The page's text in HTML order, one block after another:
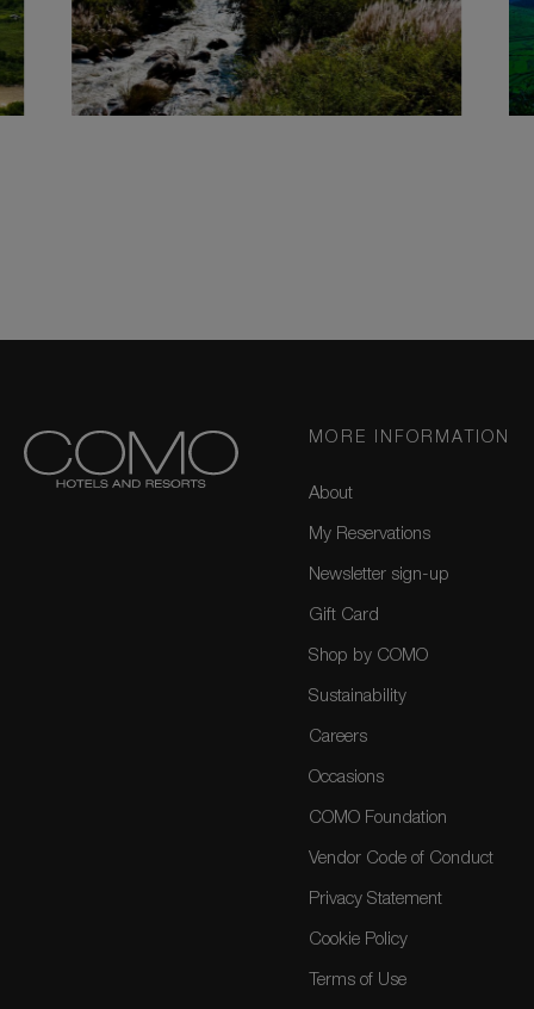
MORE INFORMATION
About
My Reservations
Newsletter sign-up
Gift Card
Shop by COMO
Sustainability
Careers
Occasions
COMO Foundation
Vendor Code of Conduct
Privacy Statement
Cookie Policy
Terms of Use